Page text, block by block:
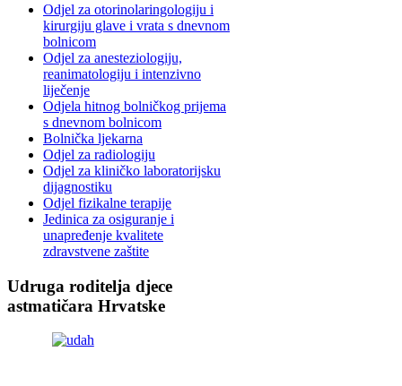
Odjel za otorinolaringologiju i
kirurgiju glave i vrata s dnevnom
bolnicom
Odjel za anesteziologiju,
reanimatologiju i intenzivno
liječenje
Odjela hitnog bolničkog prijema
s dnevnom bolnicom
Bolnička ljekarna
Odjel za radiologiju
Odjel za kliničko laboratorijsku
dijagnostiku
Odjel fizikalne terapije
Jedinica za osiguranje i
unapređenje kvalitete
zdravstvene zaštite
Udruga roditelja djece
astmatičara Hrvatske